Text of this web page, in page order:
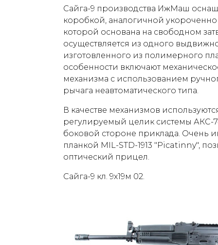
Сайга-9 производства ИжМаш
коробкой, аналогичной
которой основана на свободном
осуществляется из одного
изготовленного из полимерного
особенности включают
механизма с использованием
рычага неавтоматического типа.
В качестве механизмов
регулируемый целик системы АКС-
боковой стороне приклада. Очень
планкой MIL-STD-1913 "Picatinny",
оптический прицел.
Сайга-9 кл. 9х19м 02.